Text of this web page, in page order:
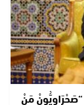
“صَحْرَاوِيُّونْ مَنْ